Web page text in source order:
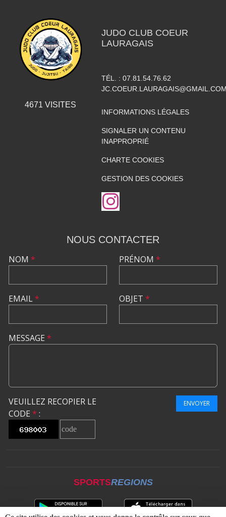
4671 VISITES
JUDO CLUB COEUR
LAURAGAIS
TÉL. : 07.81.54.76.62
INFORMATIONS LÉGALES
SIGNALER UN CONTENU
INAPPROPRIÉ
CHARTE COOKIES
GESTION DES COOKIES
NOUS CONTACTER
NOM *
EMAIL*
PRÉNOM *
OBJET *
MESSAGE *
VEUILLEZ RECOPIER LE
CODE * :
ENVOYER
SPORTSREGIONS